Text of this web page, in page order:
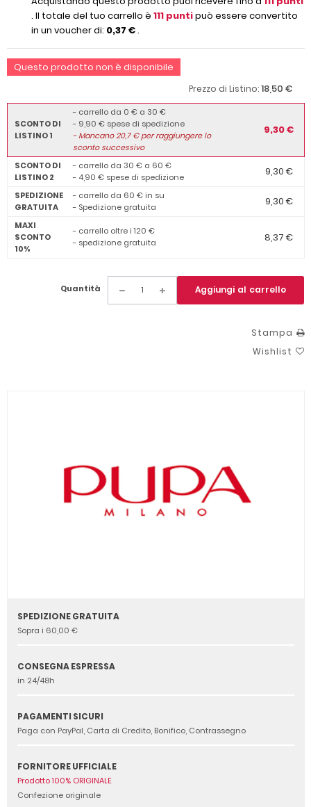
. Il totale del tuo carrello è 111 puntipuò essere convertito
in un voucher di: 0,37 €.
Questo prodotto non è disponibile
Prezzo di Listino:18,50 €
SCONTO DI
LISTINO 1
- carrello da 0 € a 30 €
- 9,90 € spese di spedizione
-Mancano20,7€ per raggiungere lo
sconto successivo
9,30 €
SCONTO DI
LISTINO 2
- carrello da 30 € a 60 €
- 4,90 € spese di spedizione
9,30 €
SPEDIZIONE
GRATUITA
- carrello da 60 € in su
- Spedizione gratuita
9,30 €
MAXI
SCONTO
10%
- carrello oltre i 120 €
- spedizione gratuita
8,37 €
Quantità Aggiungi al carrello
Stampa
Wishlist
SPEDIZIONE GRATUITA
Sopra i 60,00 €
CONSEGNA ESPRESSA
in 24/48h
PAGAMENTI SICURI
Paga con PayPal, Carta di Credito, Bonifico, Contrassegno
FORNITORE UFFICIALE
Prodotto 100% ORIGINALE
Confezione originale